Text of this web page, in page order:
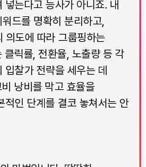
넣는다고 능사가 아니죠. 내
드를 명확히 분리하고,
의도에 따라 그룹핑하는
클릭률, 전환율, 노출량 등 각
입찰가 전략을 세우는 데
낭비를 막고 효율을
적인 단계를 결코 놓쳐서는 안